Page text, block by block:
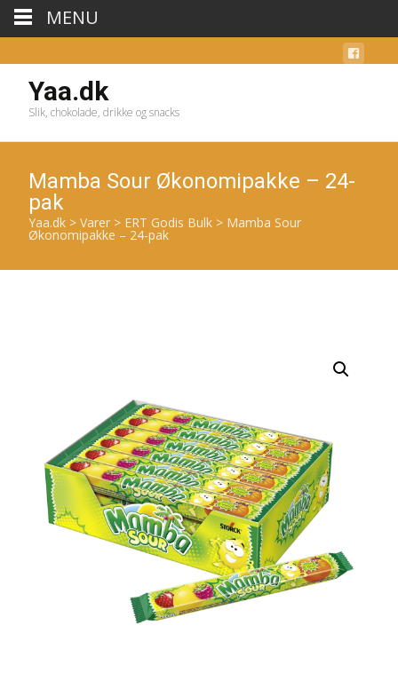
Yaa.dk
Slik, chokolade, drikke og snacks
Mamba Sour Økonomipakke – 24-
pak
Yaa.dk > Varer > ERT Godis Bulk > Mamba Sour
Økonomipakke – 24-pak
MENU